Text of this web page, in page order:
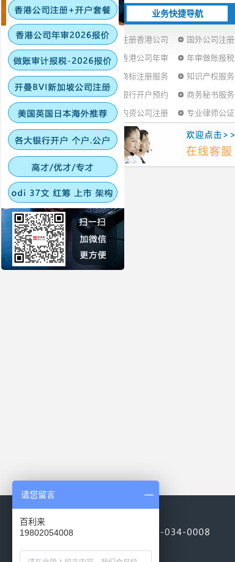
业务快捷导航
注册香港公司
国外公司注册
香港公司年审
年审做账报税
商标注册服务
知识产权服务
银行开户预约
商务秘书服务
内资公司注册
专业律师公证
请您留言
百利来
19802054008